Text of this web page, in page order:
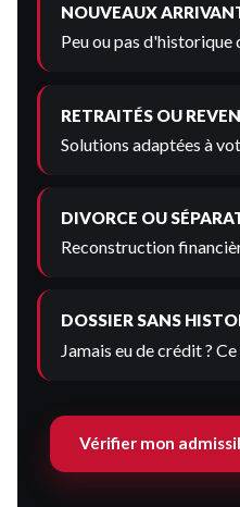
NOUVEAUX
Peu ou pas d'historique
RETRAITÉS OU
Solutions adaptées à
DIVORCE OU
Reconstruction
DOSSIER SANS
Jamais eu de crédit ?
Vérifier mon